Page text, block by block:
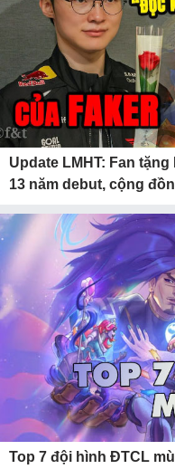
Update LMHT: Fan
13 năm debut, cộng
Top 7 đội hình ĐTCL